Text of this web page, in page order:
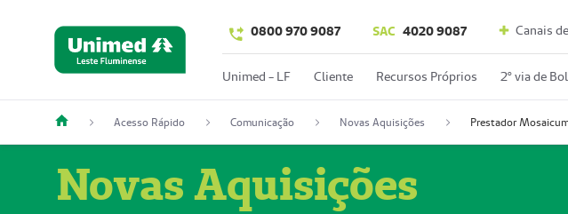
0800 970 9087 SAC 4020 9087 Canais
Unimed - LF Cliente Recursos Próprios 2º via de
Acesso Rápido Comunicação Novas Aquisições
Novas Aquisições